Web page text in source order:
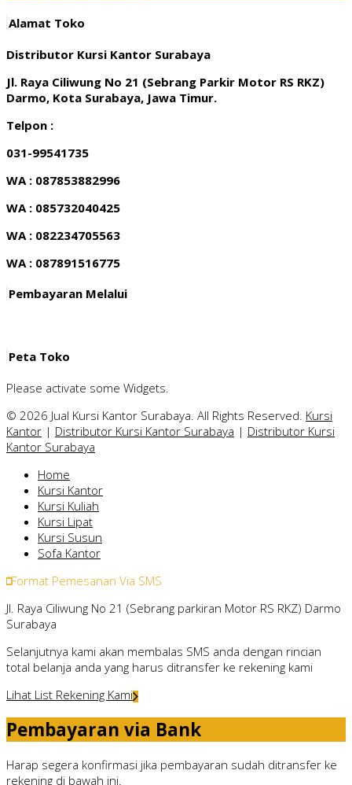
Alamat Toko
Distributor Kursi Kantor Surabaya
Jl. Raya Ciliwung No 21 (Sebrang Parkir Motor RS RKZ)
Darmo, Kota Surabaya, Jawa Timur.
Telpon :
031-99541735
WA : 087853882996
WA : 085732040425
WA : 082234705563
WA : 087891516775
Pembayaran Melalui
Peta Toko
Please activate some Widgets.
© 2026 Jual Kursi Kantor Surabaya. All Rights Reserved. Kursi
Kantor | Distributor Kursi Kantor Surabaya | Distributor Kursi
Kantor Surabaya
Home
Kursi Kantor
Kursi Kuliah
Kursi Lipat
Kursi Susun
Sofa Kantor
Format Pemesanan Via SMS
Jl. Raya Ciliwung No 21 (Sebrang parkiran Motor RS RKZ) Darmo
Surabaya
Selanjutnya kami akan membalas SMS anda dengan rincian
total belanja anda yang harus ditransfer ke rekening kami
Lihat List Rekening Kami
Pembayaran via Bank
Harap segera konfirmasi jika pembayaran sudah ditransfer ke
rekening di bawah ini.